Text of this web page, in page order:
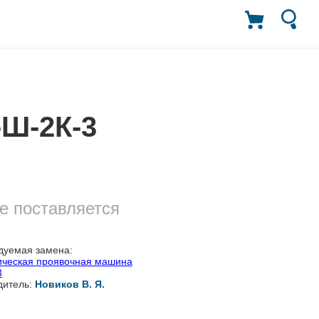
2К-3
поставляется
замена:
проявочная машина
Новиков В. Я.